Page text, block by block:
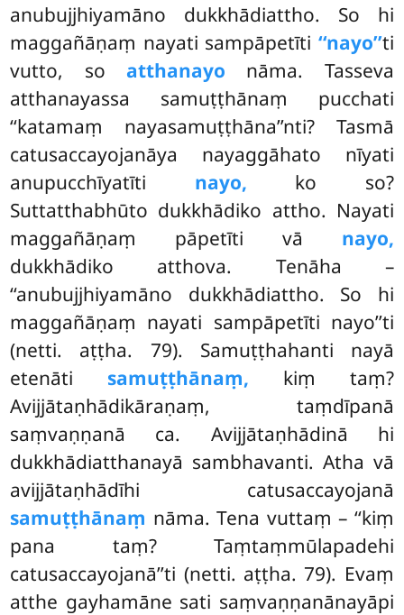
anubujjhiyamāno dukkhādiattho. So hi
maggañāṇaṃ nayati sampāpetīti ‘‘nayo’’ti
vutto, so atthanayo nāma. Tasseva
atthanayassa samuṭṭhānaṃ pucchati
‘‘katamaṃ nayasamuṭṭhāna’’nti? Tasmā
catusaccayojanāya nayaggāhato nīyati
anupucchīyatīti nayo, ko so?
Suttatthabhūto dukkhādiko attho. Nayati
maggañāṇaṃ pāpetīti vā nayo,
dukkhādiko atthova. Tenāha –
‘‘anubujjhiyamāno dukkhādiattho. So hi
maggañāṇaṃ nayati sampāpetīti nayo’’ti
(netti. aṭṭha. 79). Samuṭṭhahanti nayā
etenāti samuṭṭhānaṃ, kiṃ taṃ?
Avijjātaṇhādikāraṇaṃ, taṃdīpanā
saṃvaṇṇanā ca. Avijjātaṇhādinā hi
dukkhādiatthanayā sambhavanti. Atha vā
avijjātaṇhādīhi catusaccayojanā
samuṭṭhānaṃ nāma. Tena vuttaṃ – ‘‘kiṃ
pana taṃ? Taṃtaṃmūlapadehi
catusaccayojanā’’ti (netti. aṭṭha. 79). Evaṃ
atthe gayhamāne sati saṃvaṇṇanānayāpi